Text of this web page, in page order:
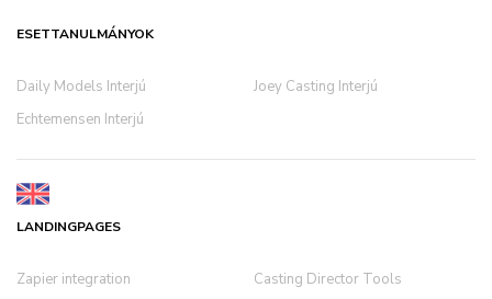
ESETTANULMÁNYOK
Daily Models Interjú
Echtemensen Interjú
Joey Casting Interjú
LANDINGPAGES
Zapier integration
Casting Director Tools